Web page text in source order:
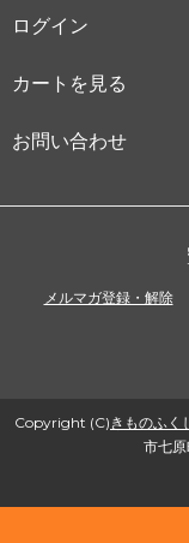
ログイン
カートを見る
お問い合わせ
メルマガ登録・解除
Copyright (C) きものふく
市七